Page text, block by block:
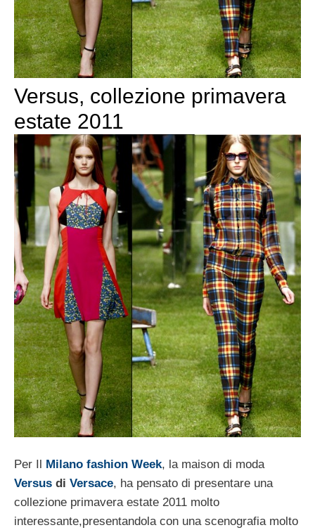
Versus, collezione primavera
estate 2011
Per Il Milano fashion Week, la maison di moda
Versus di Versace, ha pensato di presentare una
collezione primavera estate 2011 molto
interessante,presentandola con una scenografia molto